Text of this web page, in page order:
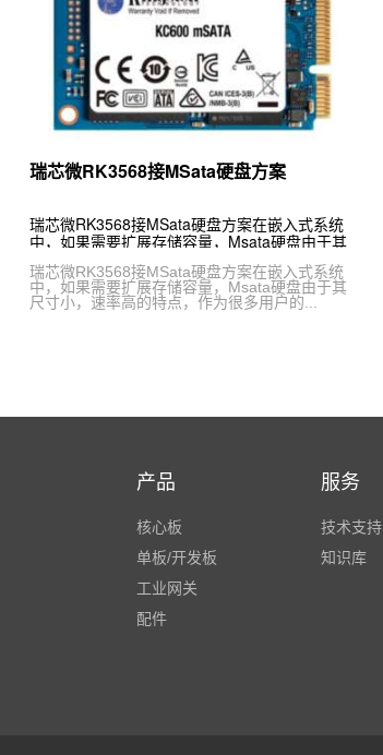
瑞芯微RK3568接MSata硬盘方案
瑞芯微RK3568接MSata硬盘方案在嵌入式系统
中，如果需要扩展存储容量，Msata硬盘由于其
本文就瑞
瑞芯微RK3568接MSata硬盘方案在嵌入式系统
中，如果需要扩展存储容量，Msata硬盘由于其
尺寸小，速率高的特点，作为很多用户的...
产品
核心板
单板/开发板
工业网关
配件
服务
技术支持
知识库